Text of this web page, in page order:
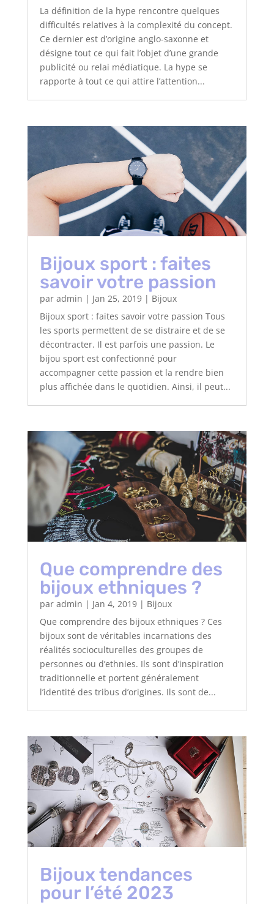
La définition de la hype rencontre quelques
difficultés relatives à la complexité du concept.
Ce dernier est d’origine anglo-saxonne et
désigne tout ce qui fait l’objet d’une grande
publicité ou relai médiatique. La hype se
rapporte à tout ce qui attire l’attention...
Bijoux sport : faites
savoir votre passion
par admin | Jan 25, 2019| Bijoux
Bijoux sport : faites savoir votre passion Tous
les sports permettent de se distraire et de se
décontracter. Il est parfois une passion. Le
bijou sport est confectionné pour
accompagner cette passion et la rendre bien
plus affichée dans le quotidien. Ainsi, il peut...
Que comprendre des
bijoux ethniques ?
par admin | Jan 4, 2019| Bijoux
Que comprendre des bijoux ethniques ? Ces
bijoux sont de véritables incarnations des
réalités socioculturelles des groupes de
personnes ou d’ethnies. Ils sont d’inspiration
traditionnelle et portent généralement
l’identité des tribus d’origines. Ils sont de...
Bijoux tendances
pour l’été 2023